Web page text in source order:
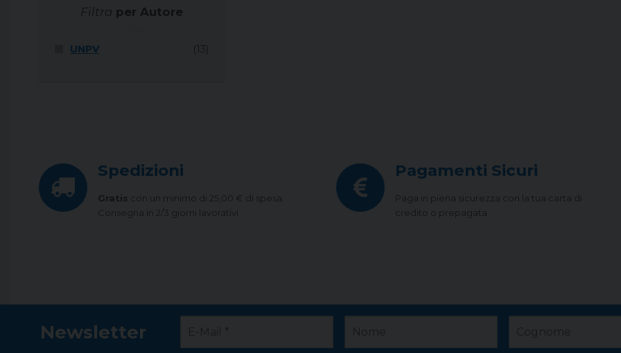
Filtra per Autore
UNPV (13)
Spedizioni
Gratis con un minimo di 25,00 € di spesa.
Consegna in 2/3 giorni lavorativi
Pagamenti Sicuri
Paga in piena sicurezza con la tua carta di
credito o prepagata
Newsletter